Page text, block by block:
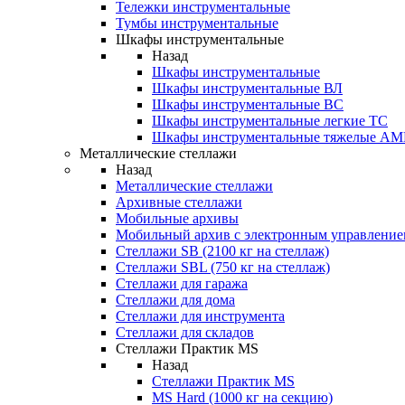
Тележки инструментальные
Тумбы инструментальные
Шкафы инструментальные
Назад
Шкафы инструментальные
Шкафы инструментальные ВЛ
Шкафы инструментальные ВС
Шкафы инструментальные легкие ТС
Шкафы инструментальные тяжелые
Металлические стеллажи
Назад
Металлические стеллажи
Архивные стеллажи
Мобильные архивы
Мобильный архив с электронным
Стеллажи SB (2100 кг на стеллаж)
Стеллажи SBL (750 кг на стеллаж)
Стеллажи для гаража
Стеллажи для дома
Стеллажи для инструмента
Стеллажи для складов
Стеллажи Практик MS
Назад
Стеллажи Практик MS
MS Hard (1000 кг на секцию)